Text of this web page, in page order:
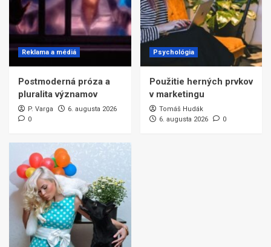
Reklama a médiá
Postmoderná próza a
pluralita významov
P. Varga
6. augusta 2026
0
Psychológia
Použitie herných prvkov
v marketingu
Tomáš Hudák
6. augusta 2026
0